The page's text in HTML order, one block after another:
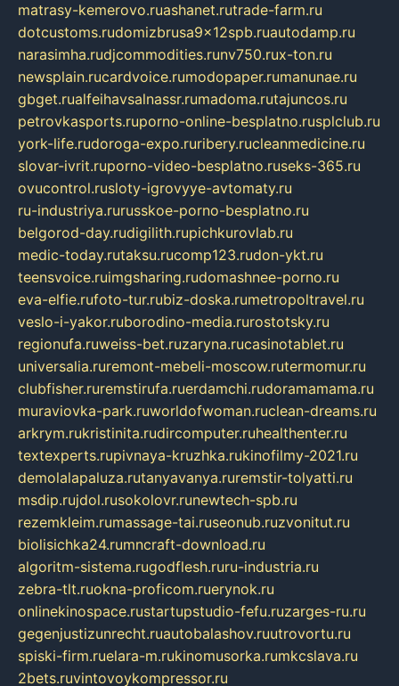
matrasy-kemerovo.ruashanet.rutrade-farm.ru
dotcustoms.rudomizbrusa9x12spb.ruautodamp.ru
narasimha.rudjcommodities.runv750.rux-ton.ru
newsplain.rucardvoice.rumodopaper.rumanunae.ru
gbget.rualfeihavsalnassr.rumadoma.rutajuncos.ru
petrovkasports.ruporno-online-besplatno.rusplclub.ru
york-life.rudoroga-expo.ruribery.rucleanmedicine.ru
slovar-ivrit.ruporno-video-besplatno.ruseks-365.ru
ovucontrol.rusloty-igrovyye-avtomaty.ru
ru-industriya.rurusskoe-porno-besplatno.ru
belgorod-day.rudigilith.rupichkurovlab.ru
medic-today.rutaksu.rucomp123.rudon-ykt.ru
teensvoice.ruimgsharing.rudomashnee-porno.ru
eva-elfie.rufoto-tur.rubiz-doska.rumetropoltravel.ru
veslo-i-yakor.ruborodino-media.rurostotsky.ru
regionufa.ruweiss-bet.ruzaryna.rucasinotablet.ru
universalia.ruremont-mebeli-moscow.rutermomur.ru
clubfisher.ruremstirufa.ruerdamchi.rudoramamama.ru
muraviovka-park.ruworldofwoman.ruclean-dreams.ru
arkrym.rukristinita.rudircomputer.ruhealthenter.ru
textexperts.rupivnaya-kruzhka.rukinofilmy-2021.ru
demolalapaluza.rutanyavanya.ruremstir-tolyatti.ru
msdip.rujdol.rusokolovr.runewtech-spb.ru
rezemkleim.rumassage-tai.ruseonub.ruzvonitut.ru
biolisichka24.rumncraft-download.ru
algoritm-sistema.rugodflesh.ruru-industria.ru
zebra-tlt.ruokna-proficom.ruerynok.ru
onlinekinospace.rustartupstudio-fefu.ruzarges-ru.ru
gegenjustizunrecht.ruautobalashov.ruutrovortu.ru
spiski-firm.ruelara-m.rukinomusorka.rumkcslava.ru
2bets.ruvintovoykompressor.ru